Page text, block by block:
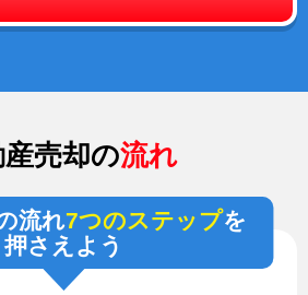
売却の流れ
流れ7つのステップを
押さえよう